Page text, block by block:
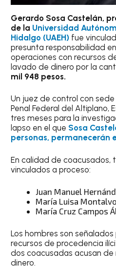
Gerardo Sosa Castelán,
de la Universidad
Hidalgo (UAEH) fue
presunta responsabilidad
operaciones con recursos
lavado de dinero por la
mil 948 pesos.
Un juez de control con
Penal Federal del Altiplano,
tres meses para la
lapso en el que Sosa
personas, permanecerán
En calidad de coacusados,
vinculados a proceso:
Juan Manuel
María Luisa
María Cruz Campos
Los hombres son
recursos de procedencia
dos coacusadas acusan
dinero.